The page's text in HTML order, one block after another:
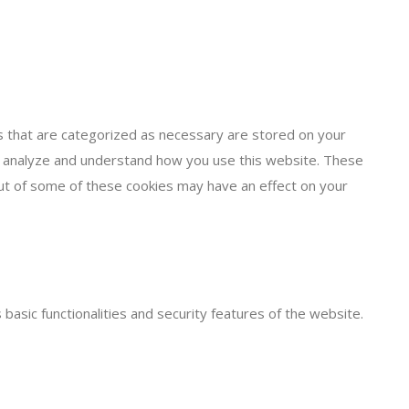
are categorized as necessary are stored on your
and understand how you use this website. These
of some of these cookies may have an effect on your
functionalities and security features of the website.